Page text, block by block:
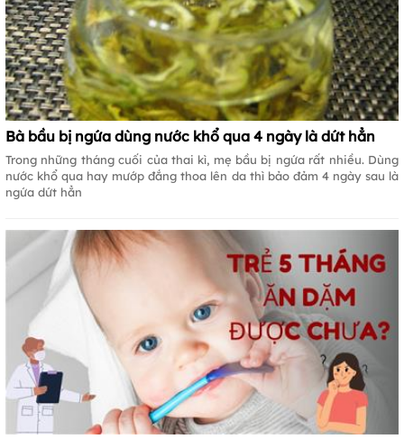
Bà bầu bị ngứa dùng nước khổ qua 4 ngày là dứt hẳn
Trong những tháng cuối của thai kì, mẹ bầu bị ngứa rất nhiều. Dùng
nước khổ qua hay mướp đắng thoa lên da thì bảo đảm 4 ngày sau là
ngứa dứt hẳn